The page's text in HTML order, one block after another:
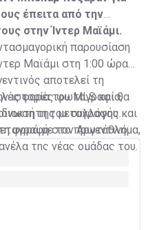
έπειτα από την
στην Ίντερ Μαϊάμι.
παρουσίαση
Μαϊάμι στη 1:00 ώρα
αποτελεί τη
ιστορία του MLS και θα
του συλλόγου και
στο πρωτάθλημα,
φορές φωτογραφία,
της μεταγραφής
φορά με τον Αργεντινό
της νέας ομάδας του.